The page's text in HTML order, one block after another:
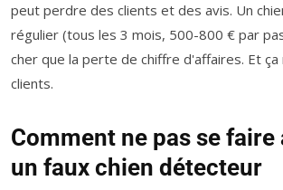
peut perdre des clients et des avis. Un
régulier (tous les 3 mois, 500-800 € par
cher que la perte de chiffre d'affaires. Et ça
clients.
Comment ne pas se faire
un faux chien détecteur